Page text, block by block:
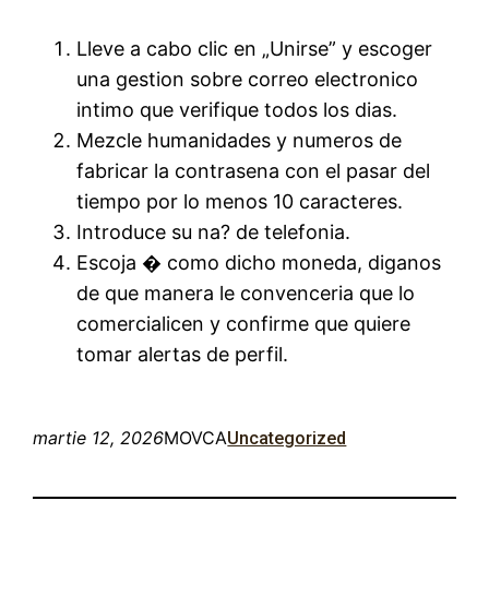
Lleve a cabo clic en „Unirse” y escoger
una gestion sobre correo electronico
intimo que verifique todos los dias.
Mezcle humanidades y numeros de
fabricar la contrasena con el pasar del
tiempo por lo menos 10 caracteres.
Introduce su na? de telefonia.
Escoja � como dicho moneda, diganos
de que manera le convenceria que lo
comercialicen y confirme que quiere
tomar alertas de perfil.
martie 12, 2026MOVCAUncategorized